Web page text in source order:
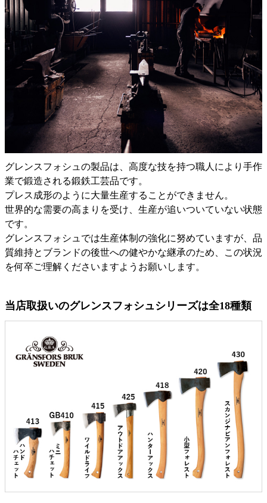
グレンスフォシュの製品は、高度な技を持つ職人により手作
業で鍛造される鍛鉄工芸品です。
プレス成形のように大量生産することができません。
世界的な需要の高まりを受け、生産が追いついていない状態
です。
グレンスフォシュでは生産体制の強化に努めていますが、品
質維持とブランドの後世への健やかな継承のため、この状況
を何卒ご理解くださいますようお願いします。
当店取扱いのグレンスフォシュシリーズは全18種類